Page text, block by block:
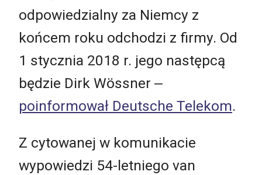
odpowiedzialny za Niemcy z
końcem roku odchodzi z firmy. Od
1 stycznia 2018 r. jego następcą
będzie Dirk Wössner ‒
poinformował Deutsche Telekom.
Z cytowanej w komunikacie
wypowiedzi 54-letniego van